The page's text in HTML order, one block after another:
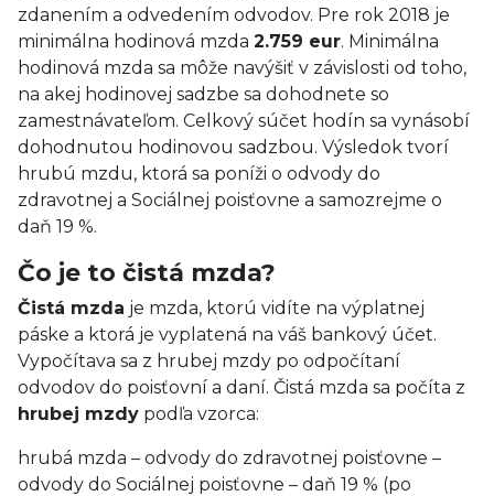
zdanením a odvedením odvodov. Pre rok 2018 je
minimálna hodinová mzda 2.759 eur. Minimálna
hodinová mzda sa môže navýšiť v závislosti od toho,
na akej hodinovej sadzbe sa dohodnete so
zamestnávateľom. Celkový súčet hodín sa vynásobí
dohodnutou hodinovou sadzbou. Výsledok tvorí
hrubú mzdu, ktorá sa poníži o odvody do
zdravotnej a Sociálnej poisťovne a samozrejme o
daň 19 %.
Čo je to čistá mzda?
Čistá mzda je mzda, ktorú vidíte na výplatnej
páske a ktorá je vyplatená na váš bankový účet.
Vypočítava sa z hrubej mzdy po odpočítaní
odvodov do poisťovní a daní. Čistá mzda sa počíta z
hrubej mzdy podľa vzorca:
hrubá mzda – odvody do zdravotnej poisťovne –
odvody do Sociálnej poisťovne – daň 19 % (po